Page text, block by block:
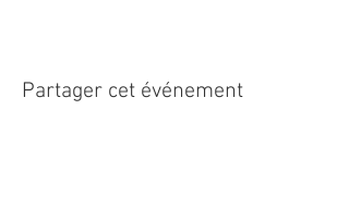
Partager cet événement